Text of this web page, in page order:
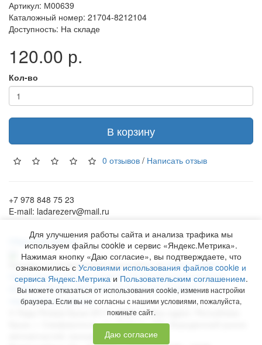
Артикул: М00639
Каталожный номер: 21704-8212104
Доступность: На складе
120.00 р.
Кол-во
В корзину
0 отзывов / Написать отзыв
+7 978 848 75 23
E-mail: ladarezerv@mail.ru
Обратный звонок
Рекламу в Симферополе заказывают наwww.ra-salgir.ru.
Пользовательское соглашение Политика использования
cookies и Яндекс.Метрики Согласие на обработку
персональных данных
2017 - 2026 гг. Наш адрес:
Симферополь,пр. Победы, 230, Бородинский рынок
автозапчастей, магазин № 158
Для улучшения работы сайта и анализа трафика мы
используем файлы cookie и сервис «Яндекс.Метрика».
Нажимая кнопку «Даю согласие», вы подтверждаете, что
ознакомились с Условиями использования файлов cookie и
сервиса Яндекс.Метрикаи Пользовательским соглашением.
Вы можете отказаться от использования cookie, изменив настройки
браузера. Если вы не согласны с нашими условиями, пожалуйста,
покиньте сайт.
Даю согласие